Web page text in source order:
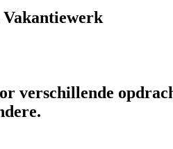
verschillende